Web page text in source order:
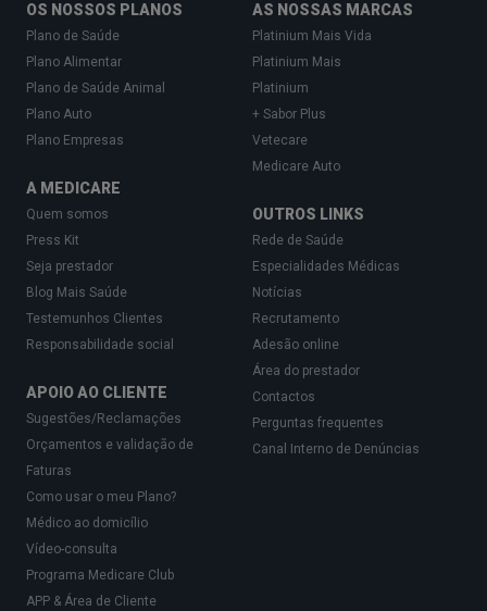
OS NOSSOS PLANOS
Plano de Saúde
Plano Alimentar
Plano de Saúde Animal
Plano Auto
Plano Empresas
A MEDICARE
Quem somos
Press Kit
Seja prestador
Blog Mais Saúde
Testemunhos Clientes
Responsabilidade social
APOIO AO CLIENTE
Sugestões/Reclamações
Orçamentos e validação de
Faturas
Como usar o meu Plano?
Médico ao domicílio
Vídeo-consulta
Programa Medicare Club
APP & Área de Cliente
AS NOSSAS MARCAS
Platinium Mais Vida
Platinium Mais
Platinium
+ Sabor Plus
Vetecare
Medicare Auto
OUTROS LINKS
Rede de Saúde
Especialidades Médicas
Notícias
Recrutamento
Adesão online
Área do prestador
Contactos
Perguntas frequentes
Canal Interno de Denúncias